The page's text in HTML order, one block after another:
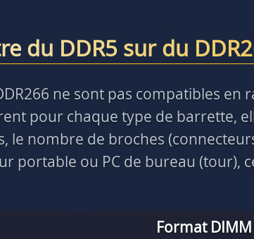
du DDR5 sur du
ne sont pas compatibles
pour chaque type de barrette,
le nombre de broches
portable ou PC de bureau
Format DIMM